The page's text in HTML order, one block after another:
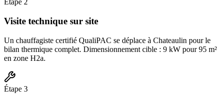
Étape 2
Visite technique sur site
Un chauffagiste certifié QualiPAC se déplace à Chateaulin pour le
bilan thermique complet. Dimensionnement cible : 9 kW pour 95 m²
en zone H2a.
Étape 3